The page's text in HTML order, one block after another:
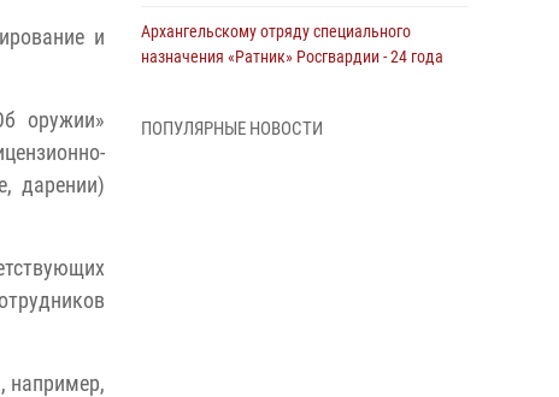
и
оружии»
дарении)
например,
Архангельскому отряду специального
назначения «Ратник» Росгвардии - 24 года
В Управлении Росгвардии по Архангельской
ПОПУЛЯРНЫЕ НОВОСТИ